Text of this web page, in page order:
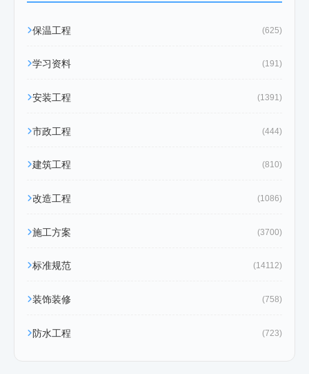
保温工程 (625)
学习资料 (191)
安装工程 (1391)
市政工程 (444)
建筑工程 (810)
改造工程 (1086)
施工方案 (3700)
标准规范 (14112)
装饰装修 (758)
防水工程 (723)